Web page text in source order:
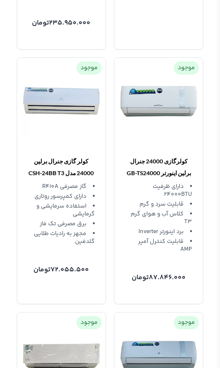
235.950.000تومان
موجود
کولرگازی 24000 جنرال
برلین اینورتر GB-TS24000
دارای ظرفیت
24000BTU
قابلیت سرد و گرم
کلاس آب و هوای گرم
T3
برد اینورتر Inverter
قابلیت کنترل آمپر
AMP
87.846.000تومان
موجود
کولر گازی جنرال برلین
24000 مدل CSH-24BB T3
R410Aگاز مصرفی R410A
دارای کمپرسور روتاری
استفاده سرمایشی و
گرمایشی
برق مصرفی تک فاز
مجهز به رادیات طلایی
گلدفین
72.055.500تومان
موجود موجود